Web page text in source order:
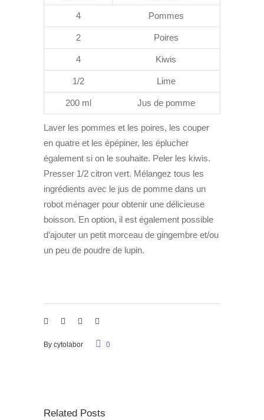
4 Pommes
2 Poires
4 Kiwis
1/2 Lime
200 ml Jus de pomme
Laver les pommes et les poires, les couper
en quatre et les épépiner, les éplucher
également si on le souhaite. Peler les kiwis.
Presser 1/2 citron vert. Mélangez tous les
ingrédients avec le jus de pomme dans un
robot ménager pour obtenir une délicieuse
boisson. En option, il est également possible
d’ajouter un petit morceau de gingembre et/ou
un peu de poudre de lupin.
By cytolabor 0
Related Posts